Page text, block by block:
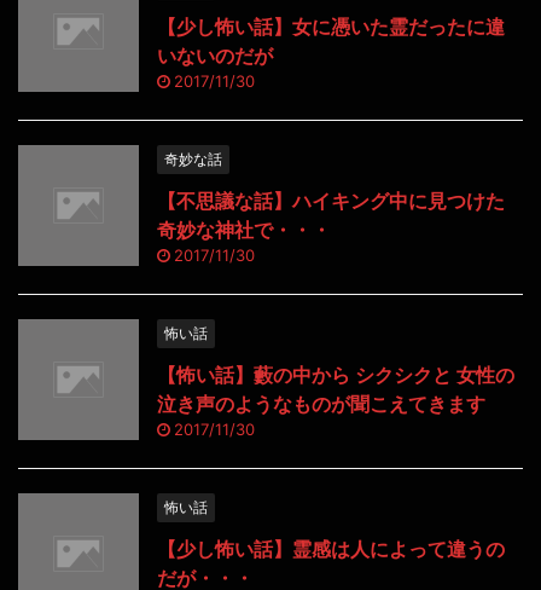
【少し怖い話】女に憑いた霊だったに違
いないのだが
2017/11/30
奇妙な話
【不思議な話】ハイキング中に見つけた
奇妙な神社で・・・
2017/11/30
怖い話
【怖い話】藪の中から シクシクと 女性の
泣き声のようなものが聞こえてきます
2017/11/30
怖い話
【少し怖い話】霊感は人によって違うの
だが・・・